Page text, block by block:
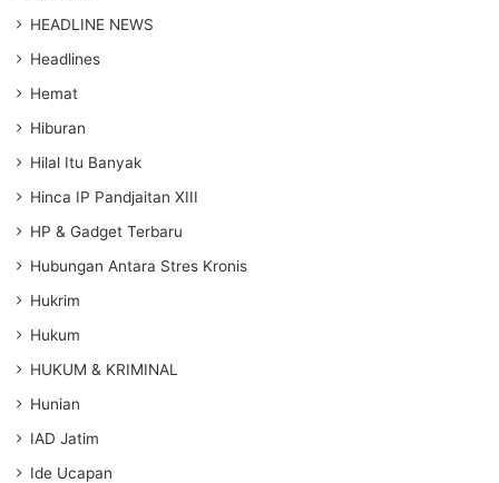
HEADLINE NEWS
Headlines
Hemat
Hiburan
Hilal Itu Banyak
Hinca IP Pandjaitan XIII
HP & Gadget Terbaru
Hubungan Antara Stres Kronis
Hukrim
Hukum
HUKUM & KRIMINAL
Hunian
IAD Jatim
Ide Ucapan